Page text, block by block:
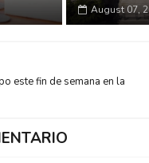
August 07,
este fin de semana en la